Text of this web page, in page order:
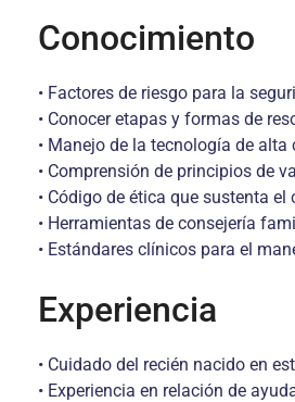
Conocimiento
• Factores de riesgo para la
• Conocer etapas y formas de
• Manejo de la tecnología de alta
• Comprensión de principios de
• Código de ética que sustenta el
• Herramientas de consejería
• Estándares clínicos para el
Experiencia
• Cuidado del recién nacido en
• Experiencia en relación de